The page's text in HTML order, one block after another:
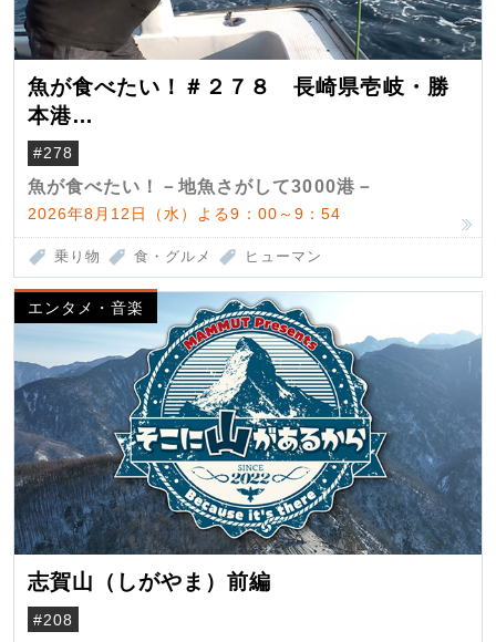
魚が食べたい！＃２７８ 長崎県壱岐・勝
本港
（クロマグロ）
#278
魚が食べたい！－地魚さがして3000港－
2026年8月12日（水）よる9：00～9：54
乗り物 食・グルメ ヒューマン
エンタメ・音楽
志賀山（しがやま）前編
#208